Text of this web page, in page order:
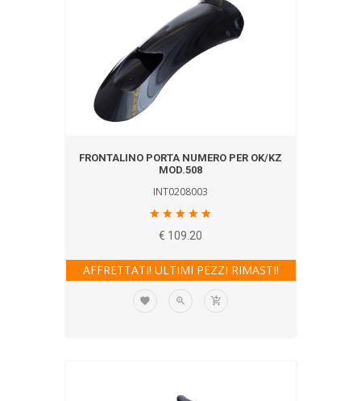
FRONTALINO PORTA NUMERO PER OK/KZ
MOD.508
INT0208003
€ 109.20
AFFRETTATI! ULTIMI PEZZI RIMASTI!